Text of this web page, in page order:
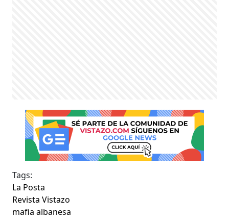
Tags:
La Posta
Revista Vistazo
mafia albanesa